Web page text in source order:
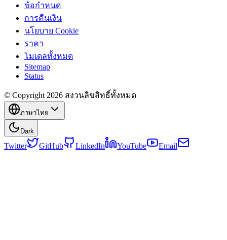
ข้อกำหนด
การคืนเงิน
นโยบาย Cookie
ราคา
โมเดลทั้งหมด
Sitemap
Status
© Copyright 2026 สงวนลิขสิทธิ์ทั้งหมด
ภาษาไทย
Dark
Twitter GitHub LinkedIn YouTube Email